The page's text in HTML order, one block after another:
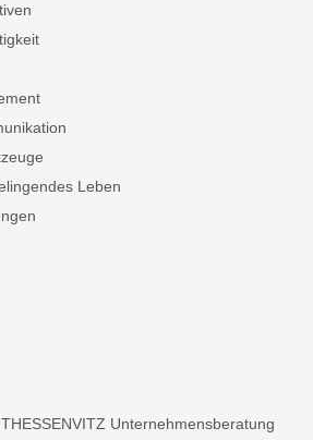
Leben
Unternehmensberatung